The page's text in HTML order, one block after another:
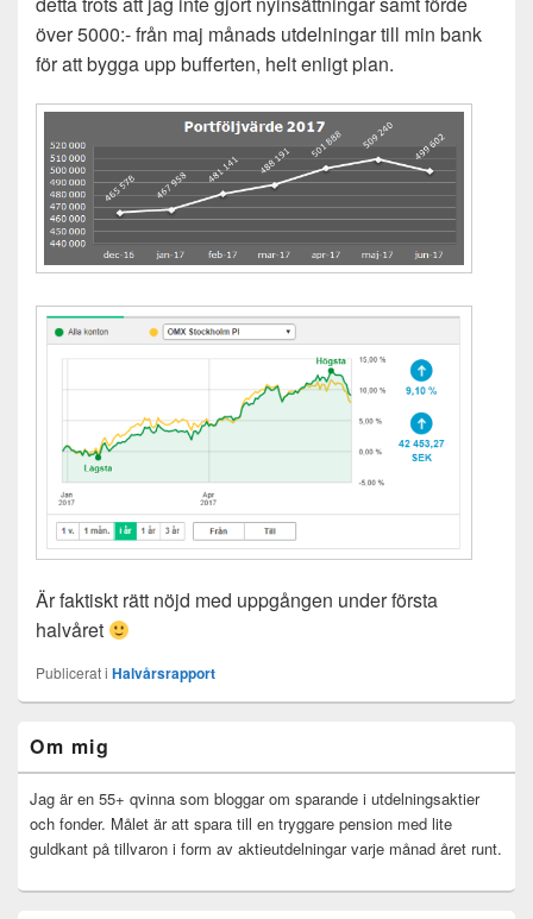
över 5000:- från maj månads utdelningar till min bank
för att bygga upp bufferten, helt enligt plan.
Är faktiskt rätt nöjd med uppgången under första
halvåret
Publicerat i Halvårsrapport
sidofältet
Widget
område
Om mig
Jag är en 55+ qvinna som bloggar om sparande i utdelningsaktier
och fonder. Målet är att spara till en tryggare pension med lite
guldkant på tillvaron i form av aktieutdelningar varje månad året runt.